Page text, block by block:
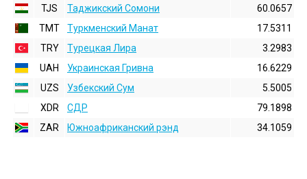
TJS
Таджикский Сомони
60.0657
TMT
Туркменский Манат
17.5311
TRY
Турецкая Лира
3.2983
UAH
Украинская Гривна
16.6229
UZS
Узбекский Сум
5.5005
XDR
СДР
79.1898
ZAR
Южноафриканский рэнд 34.1059